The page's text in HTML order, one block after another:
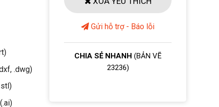
.dwg)
Gửi hỗ trợ - Báo lỗi
CHIA SẺ NHANH (BẢN VẼ
23236)